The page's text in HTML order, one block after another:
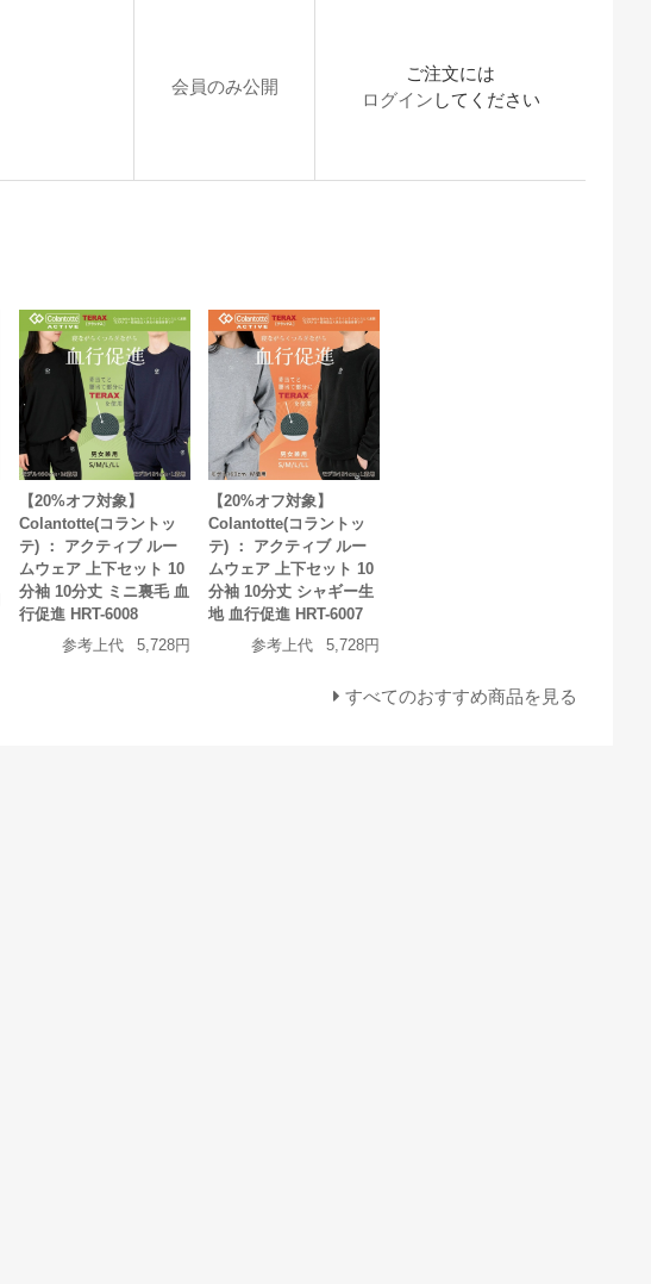
会員のみ公開
ご注文には
ログイン してください
【20%オフ対象】
Colantotte(コラントッ
テ) ： アクティブ ルー
ムウェア 上下セット 10
分袖 10分丈 ミニ裏毛 血
行促進 HRT-6008
参考上代
5,728円
【20%オフ対象】
Colantotte(コラントッ
テ) ： アクティブ ルー
ムウェア 上下セット 10
分袖 10分丈 シャギー生
地 血行促進 HRT-6007
参考上代
5,728円
すべてのおすすめ商品を見る